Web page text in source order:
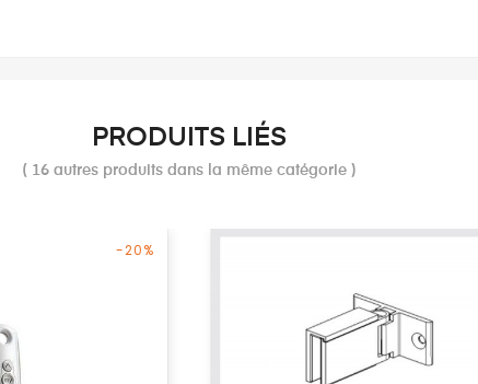
PRODUITS LIÉS
( 16 autres produits dans la même catégorie )
-20%